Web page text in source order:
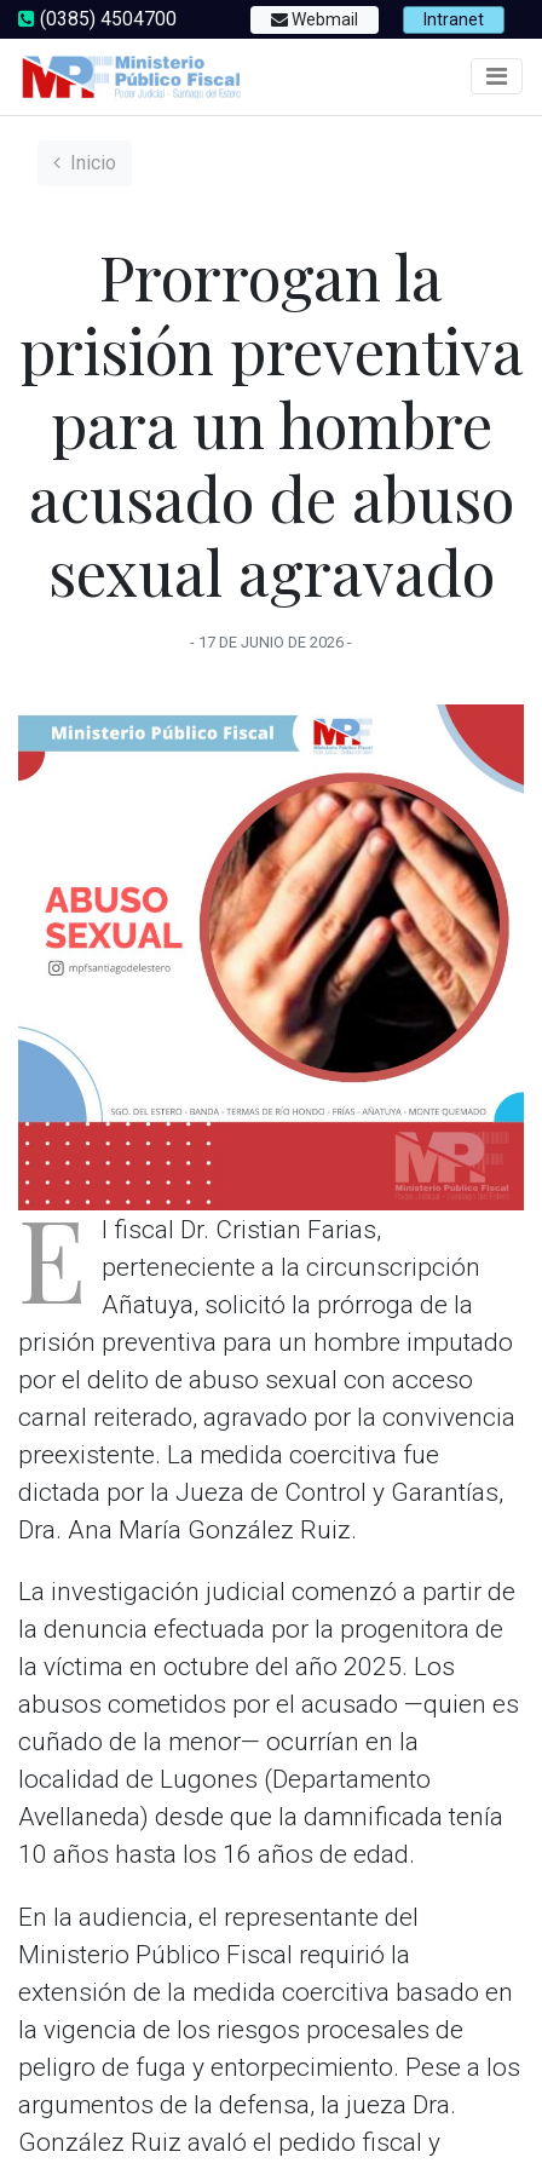
(0385) 4504700 Webmail Intranet
Inicio
Prorrogan la
prisión preventiva
para un hombre
acusado de abuso
sexual agravado
- 17 DE JUNIO DE 2026 -
E l fiscal Dr. Cristian Farias,
perteneciente a la circunscripción
Añatuya, solicitó la prórroga de la
prisión preventiva para un hombre imputado
por el delito de abuso sexual con acceso
carnal reiterado, agravado por la convivencia
preexistente. La medida coercitiva fue
dictada por la Jueza de Control y Garantías,
Dra. Ana María González Ruiz.
La investigación judicial comenzó a partir de
la denuncia efectuada por la progenitora de
la víctima en octubre del año 2025. Los
abusos cometidos por el acusado —quien es
cuñado de la menor— ocurrían en la
localidad de Lugones (Departamento
Avellaneda) desde que la damnificada tenía
10 años hasta los 16 años de edad.
En la audiencia, el representante del
Ministerio Público Fiscal requirió la
extensión de la medida coercitiva basado en
la vigencia de los riesgos procesales de
peligro de fuga y entorpecimiento. Pese a los
argumentos de la defensa, la jueza Dra.
González Ruiz avaló el pedido fiscal y